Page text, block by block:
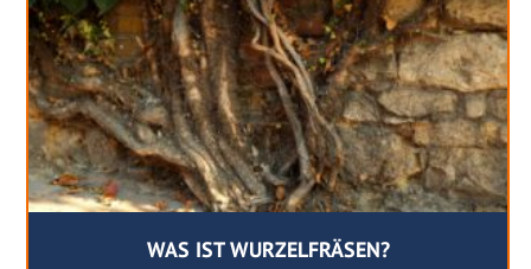
WAS IST WURZELFRÄSEN?